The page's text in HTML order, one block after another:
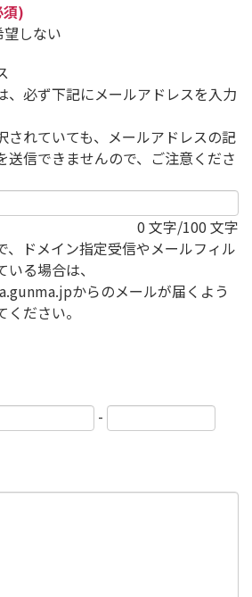
須)
望しない
、必ず下記にメールアドレスを入力
されていても、メールアドレスの記
送信できませんので、ご注意くださ
0 文字/100 文字
、ドメイン指定受信やメールフィル
る場合は、
からのメールが届くよう
ださい。
-